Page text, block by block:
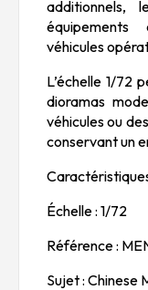
véhicules
L’échelle 1/72
dioramas
véhicules ou
conservant un
Échelle : 1/72
Référence :
Sujet : Chinese